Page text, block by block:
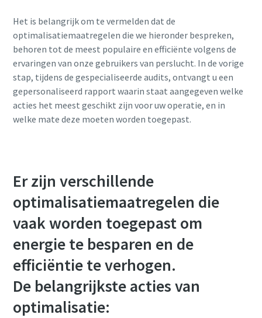
10 stappen voor een groene en efficiëntere
productie
CO2-reductie voor groene productie - alles wat u moet
Ontdek het zelf
Het is belangrijk om te vermelden dat de
optimalisatiemaatregelen die we hieronder bespreken,
behoren tot de meest populaire en efficiënte volgens de
ervaringen van onze gebruikers van perslucht. In de vorige
stap, tijdens de gespecialiseerde audits, ontvangt u een
gepersonaliseerd rapport waarin staat aangegeven welke
acties het meest geschikt zijn voor uw operatie, en in
welke mate deze moeten worden toegepast.
Er zijn verschillende
optimalisatiemaatregelen die
vaak worden toegepast om
energie te besparen en de
efficiëntie te verhogen.
De belangrijkste acties van
optimalisatie: